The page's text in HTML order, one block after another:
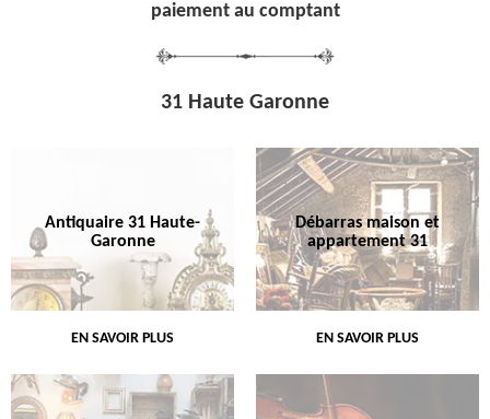
paiement au comptant
31 Haute Garonne
Antiquaire 31 Haute-
Garonne
EN SAVOIR PLUS
Débarras maison et
appartement 31
EN SAVOIR PLUS